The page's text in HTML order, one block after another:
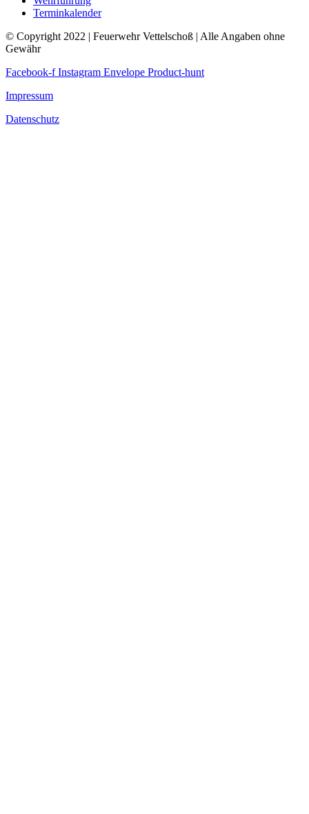
Terminkalender
© Copyright 2022 | Feuerwehr Vettelschoß | Alle Angaben ohne
Gewähr
Facebook-f Instagram Envelope Product-hunt
Impressum
Datenschutz